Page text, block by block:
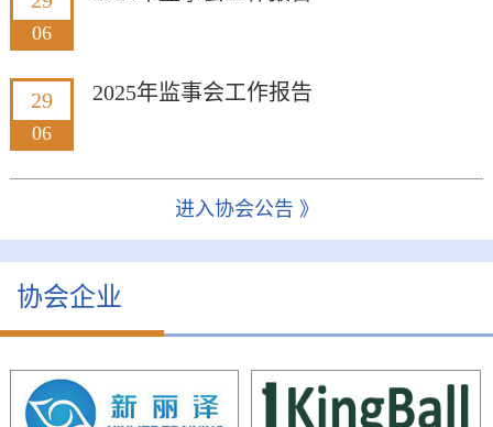
06
29
06
2025年监事会工作报告
进入协会公告 》
协会企业